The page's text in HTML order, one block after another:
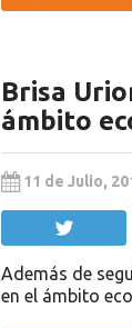
Brisa
ámbito
11 de Julio,
Además de
en el ámbito